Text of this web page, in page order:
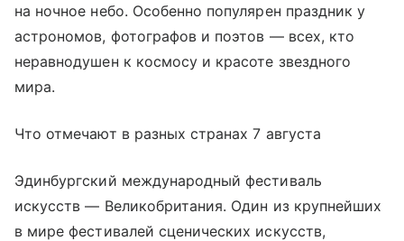
на ночное небо. Особенно популярен праздник у
астрономов, фотографов и поэтов — всех, кто
неравнодушен к космосу и красоте звездного
мира.
Что отмечают в разных странах 7 августа
Эдинбургский международный фестиваль
искусств — Великобритания. Один из крупнейших
в мире фестивалей сценических искусств,